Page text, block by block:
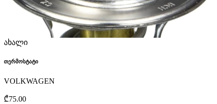
ახალი
თერმოსტატი
VOLKWAGEN
₾75.00